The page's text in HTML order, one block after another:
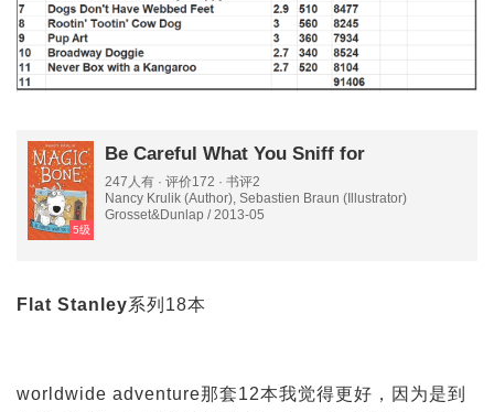
5级
Be Careful What You Sniff for
247人有 · 评价172 · 书评2
Nancy Krulik (Author), Sebastien Braun (Illustrator)
Grosset&Dunlap / 2013-05
Flat Stanley系列18本
worldwide adventure那套12本我觉得更好，因为是到